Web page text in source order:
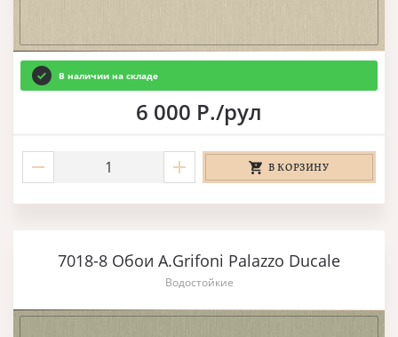
В наличии на складе
6 000 Р./рул
В КОРЗИНУ
7018-8 Обои A.Grifoni Palazzo Ducale
Водостойкие